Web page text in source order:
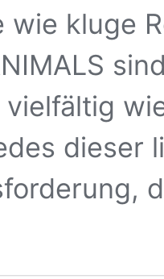
kluge
vielfältig
dieser